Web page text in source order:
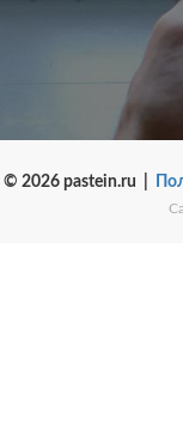
© 2026 pastein.ru |